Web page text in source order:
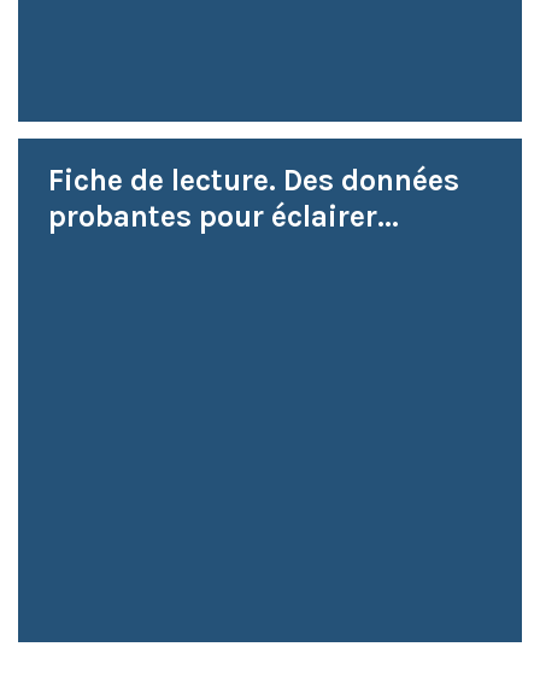
Fiche de lecture. Des données
probantes pour éclairer...